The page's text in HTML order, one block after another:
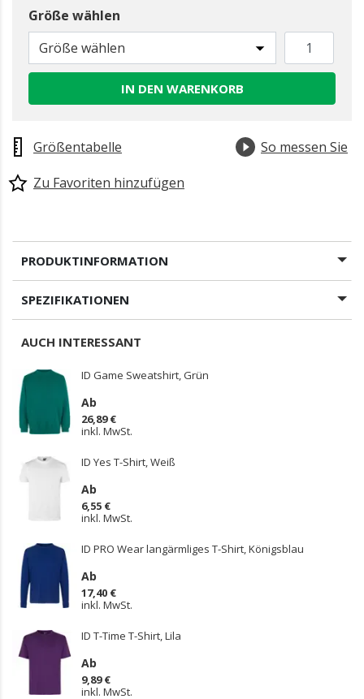
gewählt
Größe wählen
Größe wählen
IN DEN WARENKORB
Größentabelle
So messen Sie
Zu Favoriten hinzufügen
PRODUKTINFORMATION
SPEZIFIKATIONEN
AUCH INTERESSANT
ID Game Sweatshirt, Grün
Ab
26,89 €
inkl. MwSt.
ID Yes T-Shirt, Weiß
Ab
6,55 €
inkl. MwSt.
ID PRO Wear langärmliges T-Shirt, Königsblau
Ab
17,40 €
inkl. MwSt.
ID T-Time T-Shirt, Lila
Ab
9,89 €
inkl. MwSt.